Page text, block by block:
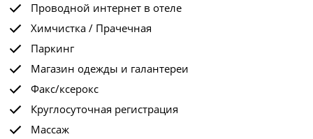
Проводной интернет в отеле
Химчистка / Прачечная
Паркинг
Магазин одежды и галантереи
Факс/ксерокс
Круглосуточная регистрация
Массаж